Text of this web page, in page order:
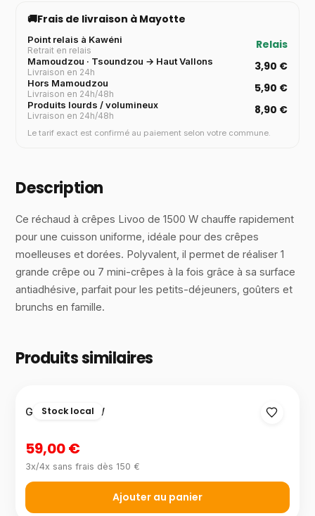
🚚Frais de livraison à Mayotte
Point relais à Kawéni
Retrait en relais Relais
Mamoudzou · Tsoundzou → Haut Vallons
Livraison en 24h 3,90 €
Hors Mamoudzou
Livraison en 24h/48h 5,90 €
Produits lourds / volumineux
Livraison en 24h/48h 8,90 €
Le tarif exact est confirmé au paiement selon votre commune.
Description
Ce réchaud à crêpes Livoo de 1500 W chauffe rapidement
pour une cuisson uniforme, idéale pour des crêpes
moelleuses et dorées. Polyvalent, il permet de réaliser 1
grande crêpe ou 7 mini-crêpes à la fois grâce à sa surface
antiadhésive, parfait pour les petits-déjeuners, goûters et
brunchs en famille.
Produits similaires
Stock local
Gaufrier 1200 W
59,00 €
3x/4x sans frais dès 150 €
Ajouter au panier